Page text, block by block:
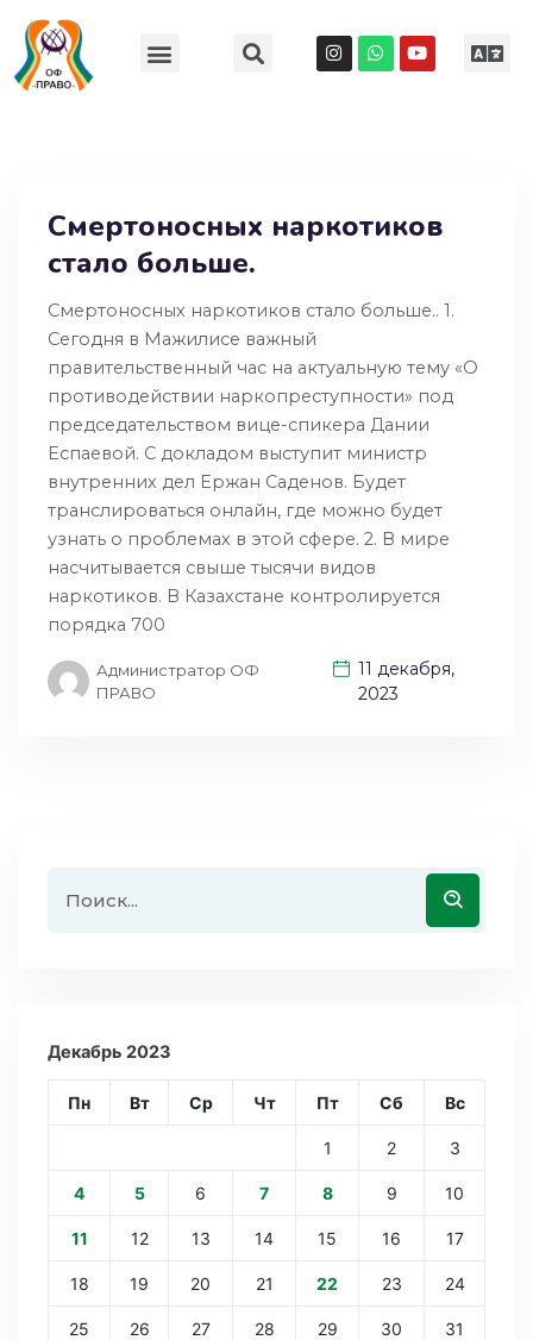
Смертоносных наркотиков
стало больше.
Смертоносных наркотиков стало больше.. 1.
Сегодня в Мажилисе важный
правительственный час на актуальную тему «О
противодействии наркопреступности» под
председательством вице-спикера Дании
Еспаевой. С докладом выступит министр
внутренних дел Ержан Саденов. Будет
транслироваться онлайн, где можно будет
узнать о проблемах в этой сфере. 2. В мире
насчитывается свыше тысячи видов
наркотиков. В Казахстане контролируется
порядка 700
Администратор ОФ
ПРАВО
11 декабря,
2023
Декабрь 2023
Пн Вт Ср Чт Пт Сб Вс
1 2 3
4 5 6 7 8 9 10
11 12 13 14 15 16 17
18 19 20 21 22 23 24
25 26 27 28 29 30 31